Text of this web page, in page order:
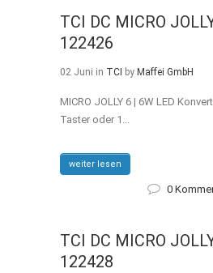
TCI DC MICRO
122426
02 Juni in TCI by Maffei GmbH
MICRO JOLLY 6 | 6W LED
Taster oder 1...
weiter lesen
0
TCI DC MICRO
122428